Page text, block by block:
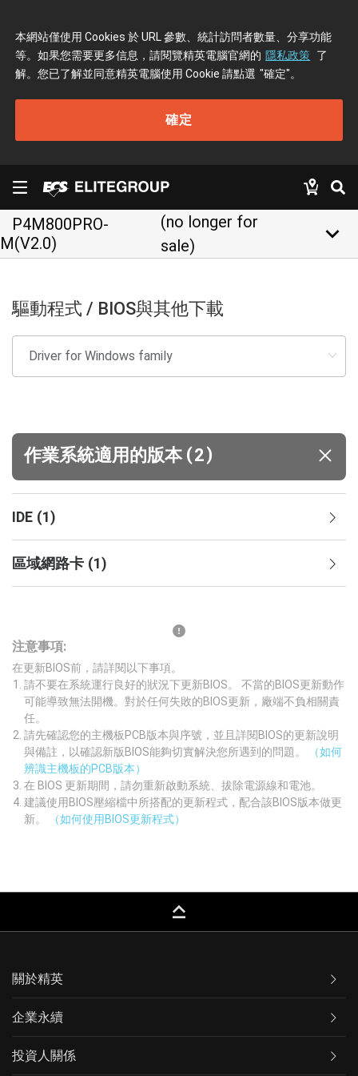
本網站僅使用 Cookies 於 URL 參數、統計訪問者數量、分享功能
等。如果您需要更多信息，請閱覽精英電腦官網的 隱私政策 了
解。您已了解並同意精英電腦使用 Cookie 請點選 "確定"。
確定
P4M800PRO-
M(V2.0)
(no longer for
sale)
keyboard_arrow_down
驅動程式 / BIOS與其他下載
作業系統適用的版本 (2)
IDE (1)
區域網路卡 (1)
注意事項:
在更新BIOS前，請詳閱以下事項。
請不要在系統運行良好的狀況下更新BIOS。 不當的BIOS更新動作
可能導致無法開機。對於任何失敗的BIOS更新，廠端不負相關責
任。
請先確認您的主機板PCB版本與序號，並且詳閱BIOS的更新說明
與備註，以確認新版BIOS能夠切實解決您所遇到的問題。
（如何
辨識主機板的PCB版本）
在 BIOS 更新期間，請勿重新啟動系統、拔除電源線和電池。
建議使用BIOS壓縮檔中所搭配的更新程式，配合該BIOS版本做更
新。
（如何使用BIOS更新程式）
keyboard_capslock
關於精英
企業永續
投資人關係